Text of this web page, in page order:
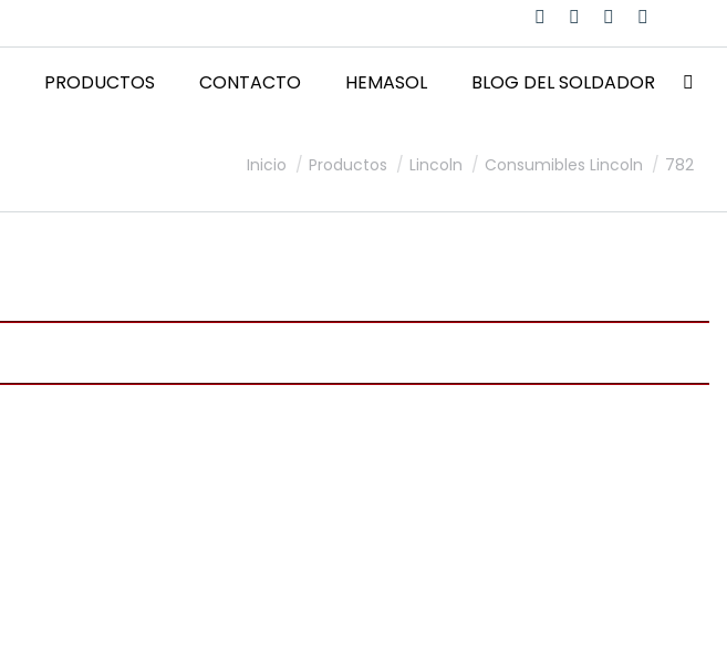
PRODUCTOS CONTACTO HEMASOL BLOG DEL SOLDADOR
Estás aquí:
Inicio Productos Lincoln Consumibles Lincoln 782